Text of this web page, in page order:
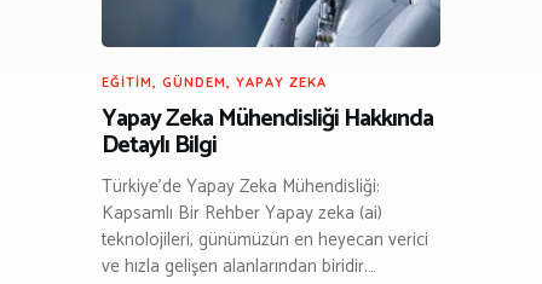
EĞITIM, GÜNDEM, YAPAY ZEKA
Yapay Zeka Mühendisliği Hakkında
Detaylı Bilgi
Türkiye’de Yapay Zeka Mühendisliği:
Kapsamlı Bir Rehber Yapay zeka (ai)
teknolojileri, günümüzün en heyecan verici
ve hızla gelişen alanlarından biridir.…